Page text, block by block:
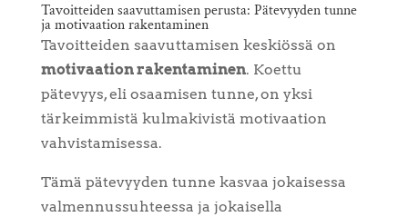
Tavoitteiden saavuttamisen perusta: Pätevyyden tunne
ja motivaation rakentaminen
Tavoitteiden saavuttamisen keskiössä on
motivaation rakentaminen. Koettu
pätevyys, eli osaamisen tunne, on yksi
tärkeimmistä kulmakivistä motivaation
vahvistamisessa.
Tämä pätevyyden tunne kasvaa jokaisessa
valmennussuhteessa ja jokaisella